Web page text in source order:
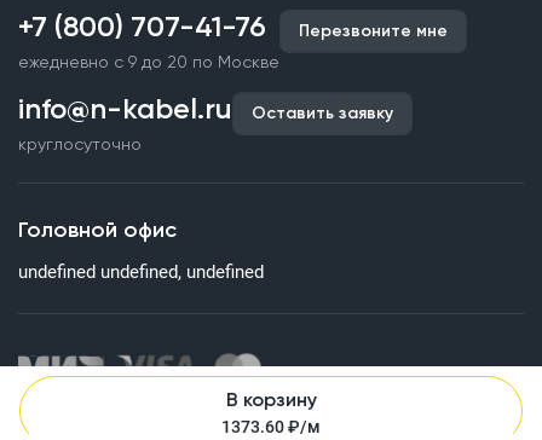
В корзину
1373.60₽/м
Наши объекты
Партнерство
Документы и реквизиты
Производство кабельной продукции
Срочное изготовление
Оплата и доставка
Гарантия качества
Статьи
Вопросы и ответы
+7 (800) 707-41-76
ежедневно с 9 до 20 по Москве
Перезвоните мне
info@n-kabel.ru
круглосуточно
Оставить заявку
Головной офис
undefined undefined, undefined
Информация на сайте о технических характеристиках, наличии
на складе, стоимости и изображениях товаров не является